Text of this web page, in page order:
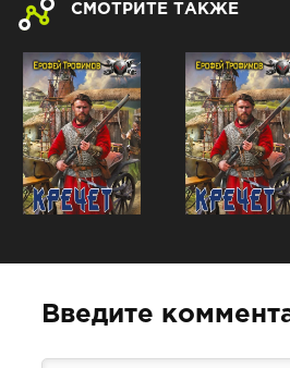
СМОТРИТЕ ТАКЖЕ
Введите